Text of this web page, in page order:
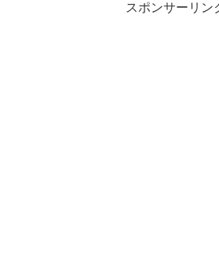
スポンサーリン